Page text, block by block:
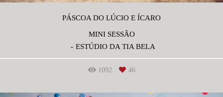
PÁSCOA DO LÚCIO E ÍCARO
MINI SESSÃO
ESTÚDIO DA TIA BELA
1092 46